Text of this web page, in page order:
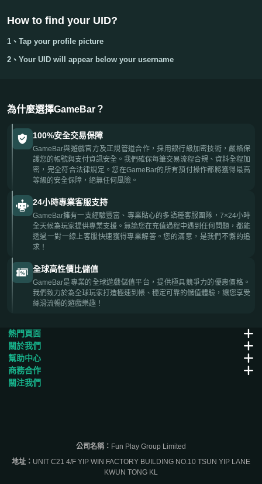
How to find your UID?
1、Tap your profile picture
2、Your UID will appear below your username
為什麼選擇GameBar？
100%安全交易保障
GameBar與遊戲官方及正規管道合作，採用銀行級加密技術，嚴格保
護您的帳號與支付資訊安全。我們確保每筆交易流程合規、資料全程加
密，完全符合法律規定。您在GameBar的所有預付操作都將獲得最高
等級的安全保障，絕無任何風險。
24小時專業客服支持
GameBar擁有一支經驗豐富、專業貼心的多語種客服團隊，7×24小時
全天候為玩家提供專業支援。無論您在充值過程中遇到任何問題，都能
透過一對一線上客服快速獲得專業解答。您的滿意，是我們不懈的追
求！
全球高性價比儲值
GameBar是專業的全球遊戲儲值平台，提供極具競爭力的優惠價格。
我們致力於為全球玩家打造極速到帳、穩定可靠的儲值體驗，讓您享受
絲滑流暢的遊戲樂趣！
熱門頁面
關於我們
幫助中心
商務合作
關注我們
公司名稱： Fun Play Group Limited
地址： UNIT C21 4/F YIP WIN FACTORY BUILDING NO.10 TSUN YIP LANE
KWUN TONG KL